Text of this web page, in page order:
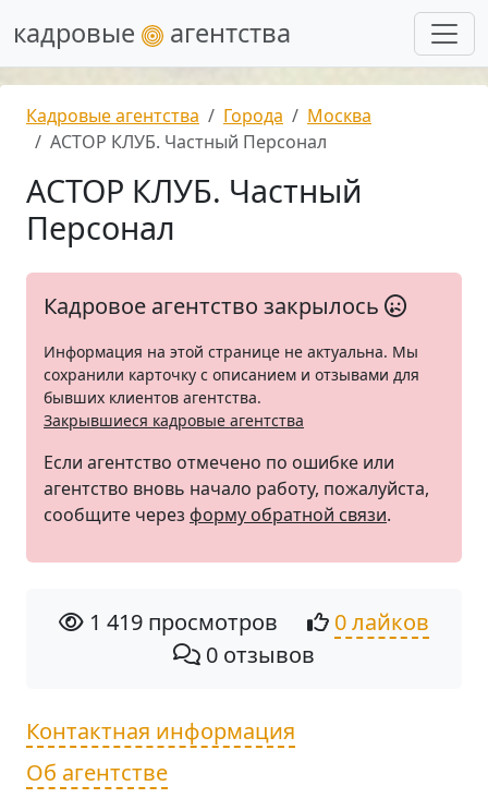
кадровые агентства
Кадровые агентства Города
Москва
АСТОР КЛУБ. Частный Персонал
АСТОР КЛУБ. Частный
Персонал
Кадровое агентство закрылось
Информация на этой странице не актуальна. Мы
сохранили карточку с описанием и отзывами для
бывших клиентов агентства.
Закрывшиеся кадровые агентства
Если агентство отмечено по ошибке или
агентство вновь начало работу, пожалуйста,
сообщите через форму обратной связи.
1 419 просмотров
0 лайков
0 отзывов
Контактная информация
Об агентстве